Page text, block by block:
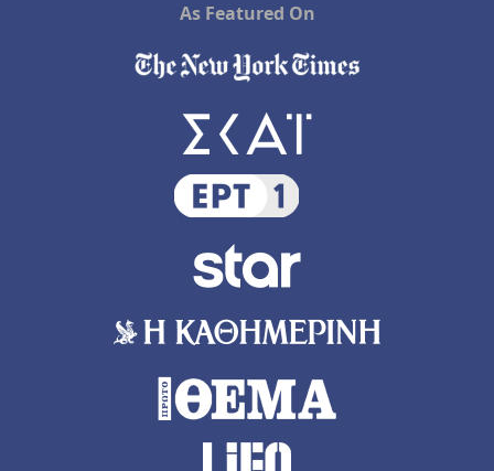
As Featured On